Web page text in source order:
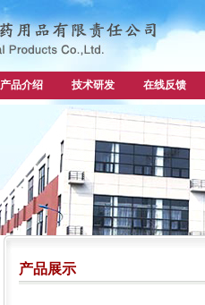
产品介绍 技术研发 在线反馈
产品展示